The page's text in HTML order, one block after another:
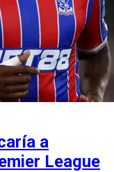
a
League